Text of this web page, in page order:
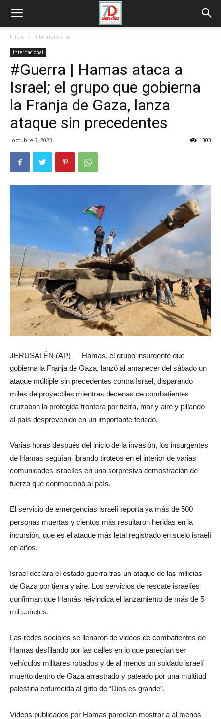
Inicio Internacional
Internacional
#Guerra | Hamas ataca a
Israel; el grupo que gobierna
la Franja de Gaza, lanza
ataque sin precedentes
octubre 7, 2023 1303
JERUSALÉN (AP) — Hamas, el grupo insurgente que
gobierna la Franja de Gaza, lanzó al amanecer del sábado un
ataque múltiple sin precedentes contra Israel, disparando
miles de proyectiles mientras decenas de combatientes
cruzaban la protegida frontera por tierra, mar y aire y pillando
al país desprevenido en un importante feriado.
Varias horas después del inicio de la invasión, los insurgentes
de Hamas seguían librando tiroteos en el interior de varias
comunidades israelíes en una sorpresiva demostración de
fuerza que conmocionó al país.
El servicio de emergencias israelí reporta ya más de 500
personas muertas y cientos más resultaron heridas en la
incursión, que es el ataque más letal registrado en suelo israelí
en años.
Israel declara el estado guerra tras un ataque de las milicias
de Gaza por tierra y aire. Los servicios de rescate israelíes
confirman que Hamás reivindica el lanzamiento de más de 5
mil cohetes.
Las redes sociales se llenaron de videos de combatientes de
Hamas desfilando por las calles en lo que parecían ser
vehículos militares robados y de al menos un soldado israelí
muerto dentro de Gaza arrastrado y pateado por una multitud
palestina enfurecida al grito de “Dios es grande”.
Videos publicados por Hamas parecían mostrar a al menos